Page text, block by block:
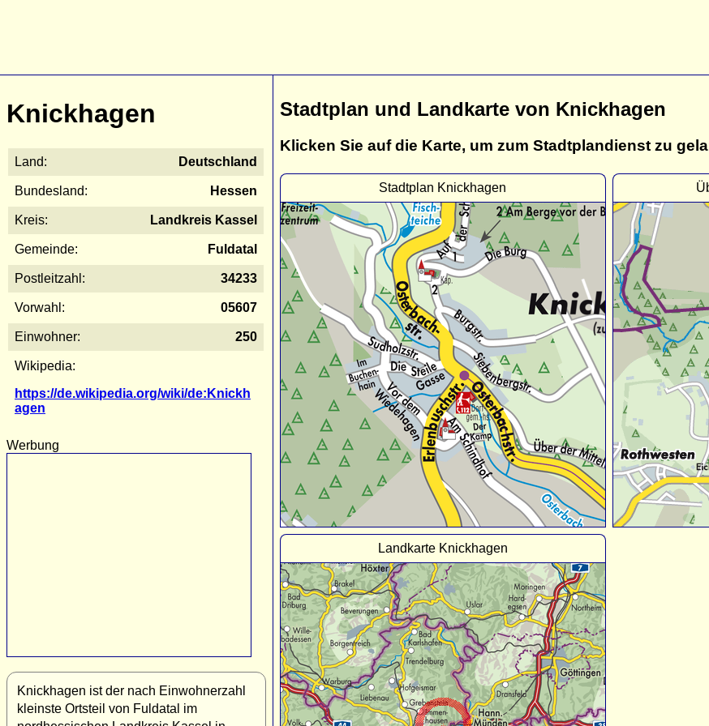
Knickhagen
Land: Deutschland
Bundesland: Hessen
Kreis: Landkreis Kassel
Gemeinde: Fuldatal
Postleitzahl: 34233
Vorwahl: 05607
Einwohner: 250
Wikipedia:
https://de.wikipedia.org/wiki/de:Knickh
agen
Werbung
Knickhagen ist der nach Einwohnerzahl
kleinste Ortsteil von Fuldatal im
Stadtplan und Landkarte von Knickhagen
Klicken Sie auf die Karte, um zum Stadtplandienst zu
Stadtplan Knickhagen
Landkarte Knickhagen